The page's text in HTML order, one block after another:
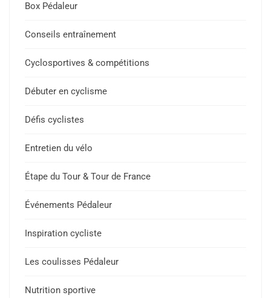
Box Pédaleur
Conseils entraînement
Cyclosportives & compétitions
Débuter en cyclisme
Défis cyclistes
Entretien du vélo
Étape du Tour & Tour de France
Événements Pédaleur
Inspiration cycliste
Les coulisses Pédaleur
Nutrition sportive